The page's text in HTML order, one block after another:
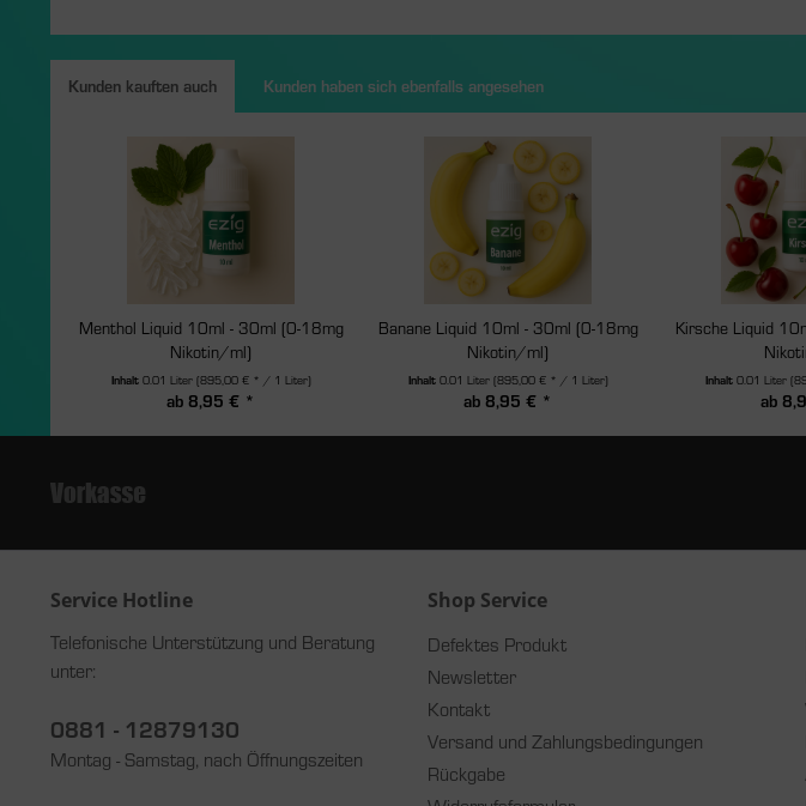
Kunden kauften auch Kunden haben sich ebenfalls angesehen
Menthol Liquid 10ml - 30ml (0-18mg
Nikotin/ml)
Inhalt 0.01 Liter (895,00 € * / 1 Liter)
ab 8,95 € *
Banane Liquid 10ml - 30ml (0-18mg
Nikotin/ml)
Inhalt 0.01 Liter (895,00 € * / 1 Liter)
ab 8,95 € *
Kirsche Liquid
Inhalt 0.01 Liter
ab
Service Hotline
Telefonische Unterstützung und Beratung
unter:
0881 - 12879130
Montag - Samstag, nach Öffnungszeiten
Shop Service
Defektes Produkt
Newsletter
Kontakt
Versand und Zahlungsbedingungen
Rückgabe